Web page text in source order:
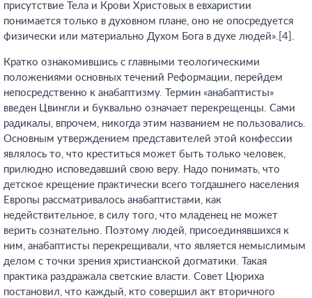
присутствие Тела и Крови Христовых в евхаристии
понимается только в духовном плане, оно не опосредуется
физически или материально Духом Бога в духе людей».[4].
Кратко ознакомившись с главными теологическими
положениями основных течений Реформации, перейдем
непосредственно к анабаптизму. Термин «анабаптисты»
введен Цвингли и буквально означает перекрещенцы. Сами
радикалы, впрочем, никогда этим названием не пользовались.
Основным утверждением представителей этой конфессии
являлось то, что креститься может быть только человек,
прилюдно исповедавший свою веру. Надо понимать, что
детское крещение практически всего тогдашнего населения
Европы рассматривалось анабаптистами, как
недействительное, в силу того, что младенец не может
верить сознательно. Поэтому людей, присоединявшихся к
ним, анабаптисты перекрещивали, что является немыслимым
делом с точки зрения христианской догматики. Такая
практика раздражала светские власти. Совет Цюриха
постановил, что каждый, кто совершил акт вторичного